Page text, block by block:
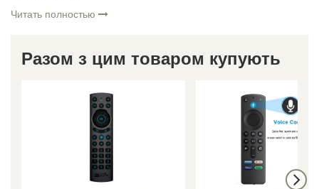
Читать полностью
Разом з цим товаром купують